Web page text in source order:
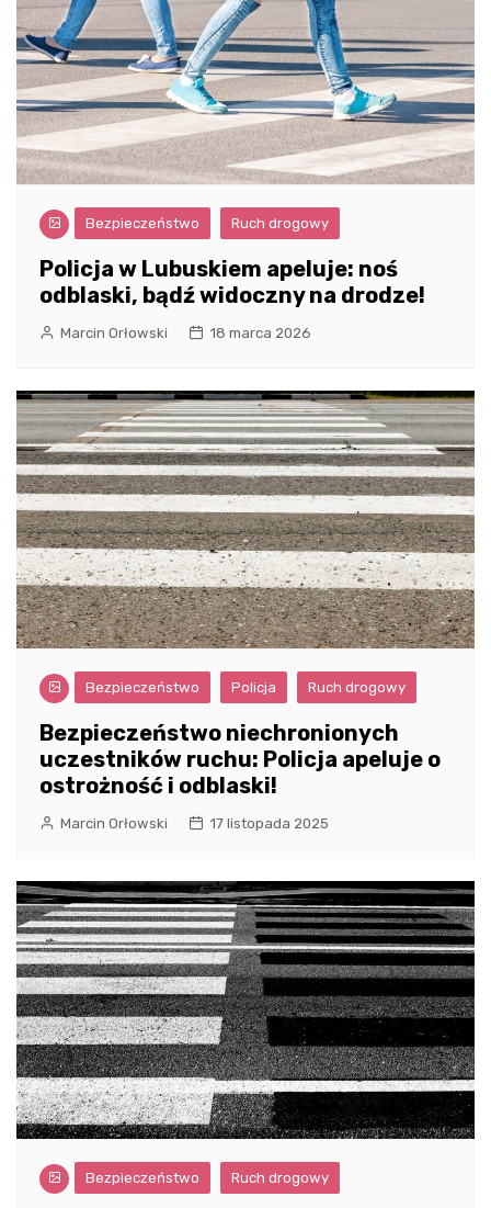
Bezpieczeństwo Ruch drogowy
Policja w Lubuskiem apeluje: noś
odblaski, bądź widoczny na drodze!
Marcin Orłowski 18 marca 2026
Bezpieczeństwo Policja Ruch drogowy
Bezpieczeństwo niechronionych
uczestników ruchu: Policja apeluje o
ostrożność i odblaski!
Marcin Orłowski 17 listopada 2025
Bezpieczeństwo Ruch drogowy